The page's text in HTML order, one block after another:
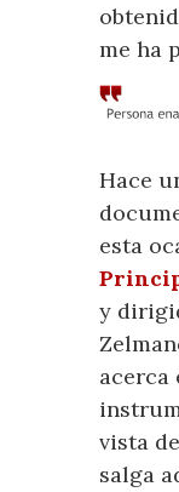
me ha
Hace
esta
y
acerca
vista
salga